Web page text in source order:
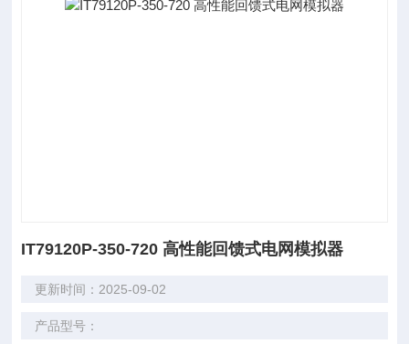
IT79120P-350-720 高性能回馈式电网模拟器
更新时间：2025-09-02
产品型号：